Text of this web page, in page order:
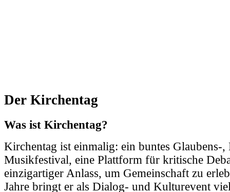
Der Kirchentag
Was ist Kirchentag?
Kirchentag ist einmalig: ein buntes Glaubens-
Musikfestival, eine Plattform für kritische
einzigartiger Anlass, um Gemeinschaft zu
Jahre bringt er als Dialog- und Kulturevent